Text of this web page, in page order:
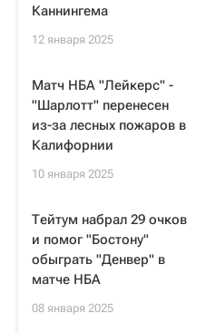
Каннингема
12 января 2025
Матч НБА "Лейкерс" -
"Шарлотт" перенесен
из-за лесных пожаров в
Калифорнии
10 января 2025
Тейтум набрал 29 очков
и помог "Бостону"
обыграть "Денвер" в
матче НБА
08 января 2025